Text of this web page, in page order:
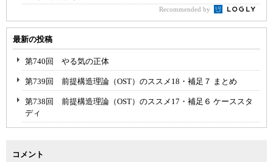
Recommended by
最新の投稿
第740回 やる気の正体
第739回 前提構造理論（OST）のススメ18・補足７ まとめ
第738回 前提構造理論（OST）のススメ17・補足６ ケーススタ
ディ
コメント